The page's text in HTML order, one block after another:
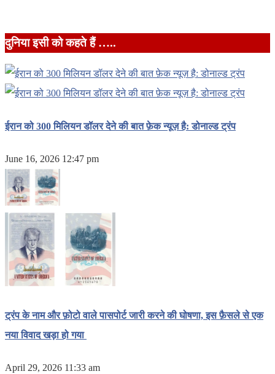
दुनिया इसी को कहते हैं …..
ईरान को 300 मिलियन डॉलर देने की बात फ़ेक न्यूज़ है: डोनाल्ड ट्रंप
June 16, 2026 12:47 pm
ट्रंप के नाम और फ़ोटो वाले पासपोर्ट जारी करने की घोषणा, इस फ़ैसले से एक
नया विवाद खड़ा हो गया
April 29, 2026 11:33 am